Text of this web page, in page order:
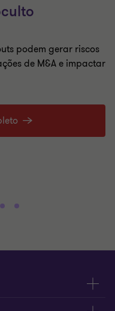
podem gerar riscos
de M&A e impactar